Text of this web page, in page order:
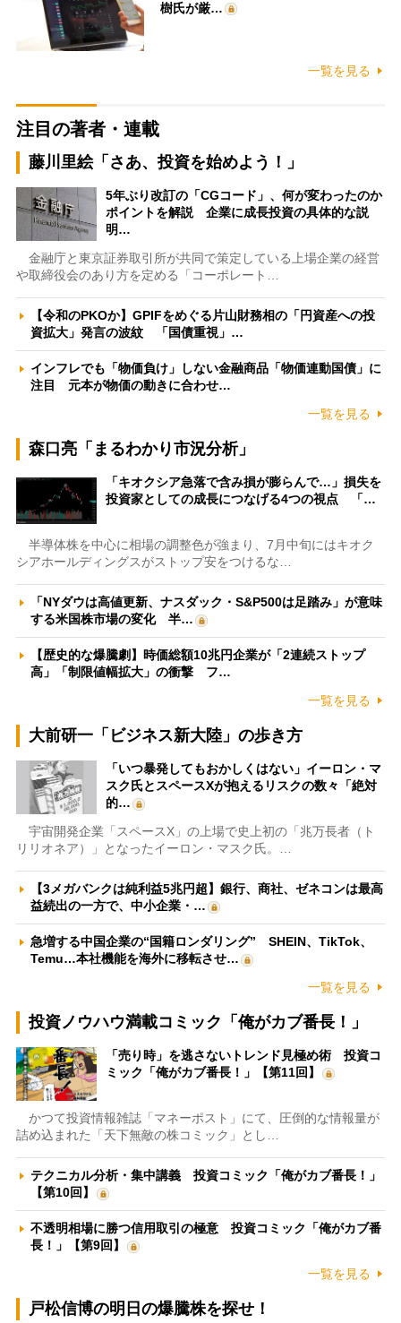
樹氏が厳…
一覧を見る
注目の著者・連載
藤川里絵「さあ、投資を始めよう！」
5年ぶり改訂の「CGコード」、何が変わったのか
ポイントを解説 企業に成長投資の具体的な説
明…
金融庁と東京証券取引所が共同で策定している上場企業の経営
や取締役会のあり方を定める「コーポレート…
【令和のPKOか】GPIFをめぐる片山財務相の「円資産への投
資拡大」発言の波紋 「国債重視」…
インフレでも「物価負け」しない金融商品「物価連動国債」に
注目 元本が物価の動きに合わせ…
一覧を見る
森口亮「まるわかり市況分析」
「キオクシア急落で含み損が膨らんで…」損失を
投資家としての成長につなげる4つの視点 「…
半導体株を中心に相場の調整色が強まり、7月中旬にはキオク
シアホールディングスがストップ安をつけるな…
「NYダウは高値更新、ナスダック・S&P500は足踏み」が意味
する米国株市場の変化 半…
【歴史的な爆騰劇】時価総額10兆円企業が「2連続ストップ
高」「制限値幅拡大」の衝撃 フ…
一覧を見る
大前研一「ビジネス新大陸」の歩き方
「いつ暴発してもおかしくはない」イーロン・マ
スク氏とスペースXが抱えるリスクの数々「絶対
的…
宇宙開発企業「スペースX」の上場で史上初の「兆万長者（ト
リリオネア）」となったイーロン・マスク氏。…
【3メガバンクは純利益5兆円超】銀行、商社、ゼネコンは最高
益続出の一方で、中小企業・…
急増する中国企業の“国籍ロンダリング” SHEIN、TikTok、
Temu…本社機能を海外に移転させ…
一覧を見る
投資ノウハウ満載コミック「俺がカブ番長！」
「売り時」を逃さないトレンド見極め術 投資コ
ミック「俺がカブ番長！」【第11回】
かつて投資情報雑誌「マネーポスト」にて、圧倒的な情報量が
詰め込まれた「天下無敵の株コミック」とし…
テクニカル分析・集中講義 投資コミック「俺がカブ番長！」
【第10回】
不透明相場に勝つ信用取引の極意 投資コミック「俺がカブ番
長！」【第9回】
一覧を見る
戸松信博の明日の爆騰株を探せ！